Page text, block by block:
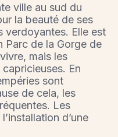
ville au sud du
la beauté de ses
verdoyantes. Elle est
Parc de la Gorge de
mais les
En
sont
de cela, les
Les
d’une